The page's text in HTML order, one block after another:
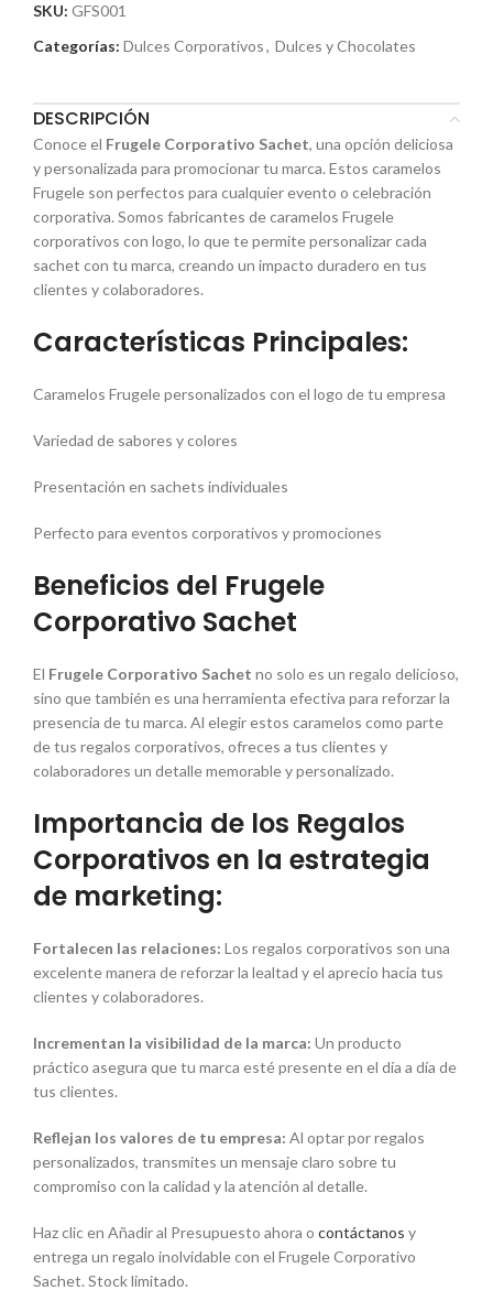
SKU: GFS001
Categorías: Dulces Corporativos, Dulces y Chocolates
DESCRIPCIÓN
Conoce el Frugele Corporativo Sachet, una opción deliciosa
y personalizada para promocionar tu marca. Estos caramelos
Frugele son perfectos para cualquier evento o celebración
corporativa. Somos fabricantes de caramelos Frugele
corporativos con logo, lo que te permite personalizar cada
sachet con tu marca, creando un impacto duradero en tus
clientes y colaboradores.
Características Principales:
Caramelos Frugele personalizados con el logo de tu empresa
Variedad de sabores y colores
Presentación en sachets individuales
Perfecto para eventos corporativos y promociones
Beneficios del Frugele
Corporativo Sachet
El Frugele Corporativo Sachet no solo es un regalo delicioso,
sino que también es una herramienta efectiva para reforzar la
presencia de tu marca. Al elegir estos caramelos como parte
de tus regalos corporativos, ofreces a tus clientes y
colaboradores un detalle memorable y personalizado.
Importancia de los Regalos
Corporativos en la estrategia
de marketing:
Fortalecen las relaciones: Los regalos corporativos son una
excelente manera de reforzar la lealtad y el aprecio hacia tus
clientes y colaboradores.
Incrementan la visibilidad de la marca: Un producto
práctico asegura que tu marca esté presente en el día a día de
tus clientes.
Reflejan los valores de tu empresa: Al optar por regalos
personalizados, transmites un mensaje claro sobre tu
compromiso con la calidad y la atención al detalle.
Haz clic en Añadir al Presupuesto ahora o contáctanos y
entrega un regalo inolvidable con el Frugele Corporativo
Sachet. Stock limitado.